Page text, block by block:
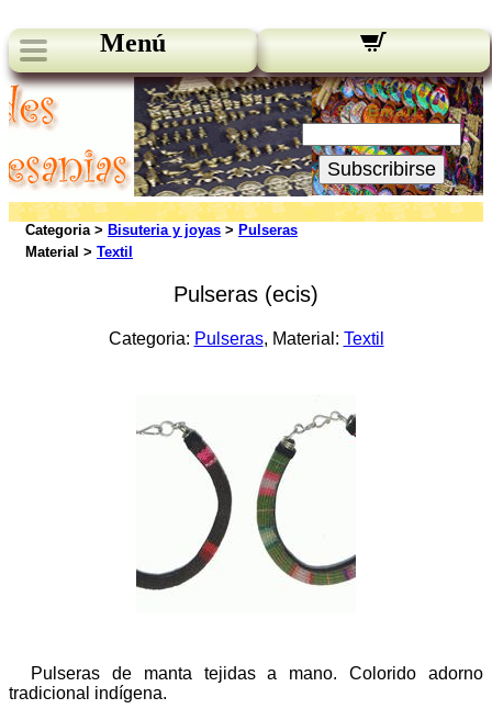
Menú
Novedades:
Su Email:
Subscribirse
Categoria > Bisuteria y joyas > Pulseras
Material > Textil
Pulseras (ecis)
Categoria: Pulseras, Material: Textil
Pulseras de manta tejidas a mano. Colorido adorno
tradicional indígena.